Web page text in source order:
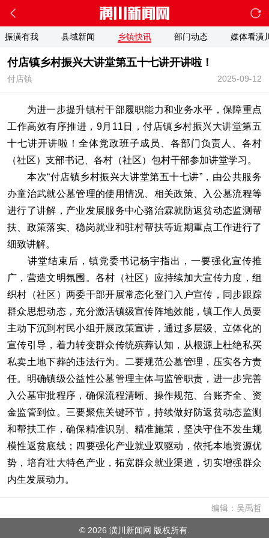
振潢有我 县域新闻 乡镇快讯 部门动态 媒体看潢
付店镇乡村振兴大讲堂第五十七讲开讲啦！
2025-09-12
付店镇
为进一步提升镇村干部履职能力和业务水平，保障重点
工作高效有序推进，9月11日，付店镇乡村振兴大讲堂第五
十七讲开讲啦！全体党政班子成员、各部门负责人、各村
（社区）支部书记、各村（社区）包村干部参加讲堂学习。
本次“付店镇乡村振兴大讲堂第五十七讲”，由公共服务
办童治武就公墓管理的使用情况、相关政策、入公墓流程等
进行了讲解，产业发展服务中心骆治霖就防返贫动态监测帮
扶、政策落实、稳岗就业和驻村帮扶等近期重点工作进行了
细致讲解。
讲堂结束后，镇党委书记杨宇指出，一要强化宣传推
广，营造文明氛围。各村（社区）应持续加大宣传力度，组
织村（社区）两委干部开展常态化登门入户宣传，同步跟踪
群众思想动态，充分激活镇级宣传阵地效能，镇工作人员要
主动下沉到村民小组开展政策宣讲，通过多层级、立体化的
宣传引导，着力转变群众传统殡葬认知，从根源上杜绝私买
私卖土地下葬的违法行为。二要规范公墓管理，压实各方责
任。明确镇级公益性公墓管理主体与监管职责，进一步完善
入公墓审批程序，确保流程清晰、操作规范、台账齐全、资
金监管到位。三要聚焦关键环节，持续做好防返贫动态监测
和帮扶工作，确保精准识别、精准施策，坚决守住不发生规
模性返贫底线；四要强化产业就业双驱动，依托本地资源优
势，培育壮大特色产业，拓宽群众就业渠道，切实增强群众
内生发展动力。
编辑：吴禹哲
© 2026 潢川新闻网 版权所有.